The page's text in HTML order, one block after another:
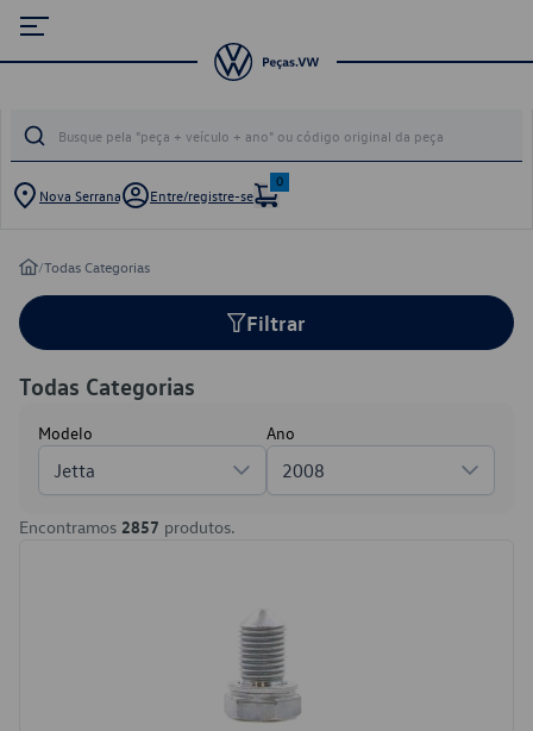
Nova Serrana Entre/registre-se
0
/Todas Categorias
Filtrar
Todas Categorias
Modelo
Jetta
Ano
2008
Encontramos 2857 produtos.